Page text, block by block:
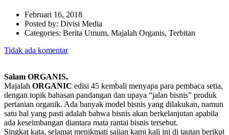
Februari 16, 2018
Posted by: Divisi Media
Categories: Berita Umum, Majalah Organis, Terbitan
Tidak ada komentar
Salam ORGANIS,
Majalah ORGANIC edisi 45 kembali menyapa para pembaca setia,
dengan topik bahasan pandangan dan upaya “jalan bisnis” produk
pertanian organik. Ada banyak model bisnis yang dilakukan, namun
satu hal yang pasti adalah bahwa bisnis akan berkelanjutan apabila
ada keseimbangan diantara mata rantai bisnis tersebut.
Singkat kata, selamat menikmati sajian kami kali ini di tautan berikut